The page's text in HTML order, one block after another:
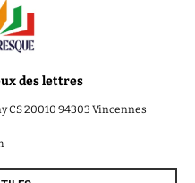
des lettres
CS 20010 94303 Vincennes